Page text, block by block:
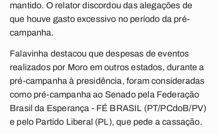
mantido. O relator discordou das alegações de
que houve gasto excessivo no período da pré-
campanha.
Falavinha destacou que despesas de eventos
realizados por Moro em outros estados, durante a
pré-campanha à presidência, foram consideradas
como pré-campanha ao Senado pela Federação
Brasil da Esperança - FÉ BRASIL (PT/PCdoB/PV)
e pelo Partido Liberal (PL), que pede a cassação.